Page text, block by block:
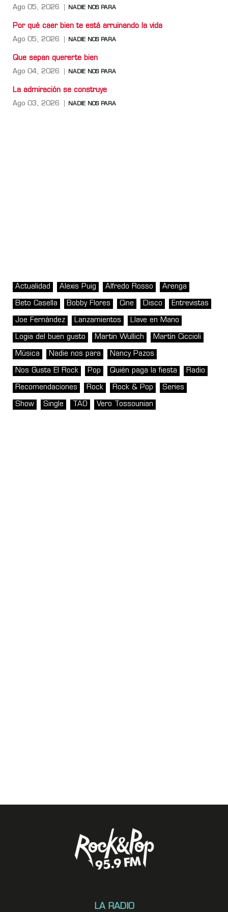
Ago 05, 2026 NADIE NOS PARA
Por qué caer bien te está arruinando la vida
Ago 05, 2026 NADIE NOS PARA
Que sepan quererte bien
Ago 04, 2026 NADIE NOS PARA
La admiración se construye
Ago 03, 2026 NADIE NOS PARA
Actualidad Alexis Puig Alfredo Rosso Arenga
Beto Casella Bobby Flores Cine Disco Entrevistas
Joe Fernández Lanzamientos Llave en Mano
Logia del buen gusto Martin Wullich Martín Ciccioli
Música Nadie nos para Nancy Pazos
Nos Gusta El Rock Pop Quién paga la fiesta Radio
Recomendaciones Rock Rock & Pop Series
Show Single TAO Vero Tossounian
LA RADIO